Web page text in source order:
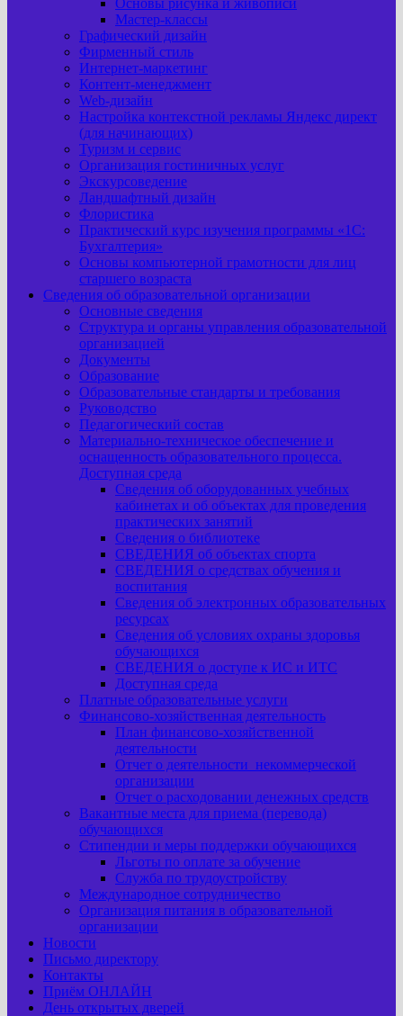
Основы рисунка и живописи
Мастер-классы
Графический дизайн
Фирменный стиль
Интернет-маркетинг
Контент-менеджмент
Web-дизайн
Настройка контекстной рекламы Яндекс директ
(для начинающих)
Туризм и сервис
Организация гостиничных услуг
Экскурсоведение
Ландшафтный дизайн
Флористика
Практический курс изучения программы «1С:
Бухгалтерия»
Основы компьютерной грамотности для лиц
старшего возраста
Сведения об образовательной организации
Основные сведения
Структура и органы управления образовательной
организацией
Документы
Образование
Образовательные стандарты и требования
Руководство
Педагогический состав
Материально-техническое обеспечение и
оснащенность образовательного процесса.
Доступная среда
Сведения об оборудованных учебных
кабинетах и об объектах для проведения
практических занятий
Сведения о библиотеке
СВЕДЕНИЯ об объектах спорта
СВЕДЕНИЯ о средствах обучения и
воспитания
Сведения об электронных образовательных
ресурсах
Сведения об условиях охраны здоровья
обучающихся
СВЕДЕНИЯ о доступе к ИС и ИТС
Доступная среда
Платные образовательные услуги
Финансово-хозяйственная деятельность
План финансово-хозяйственной
деятельности
Отчет о деятельности некоммерческой
организации
Отчет о расходовании денежных средств
Вакантные места для приема (перевода)
обучающихся
Стипендии и меры поддержки обучающихся
Льготы по оплате за обучение
Служба по трудоустройству
Международное сотрудничество
Организация питания в образовательной
организации
Новости
Письмо директору
Контакты
Приём ОНЛАЙН
День открытых дверей